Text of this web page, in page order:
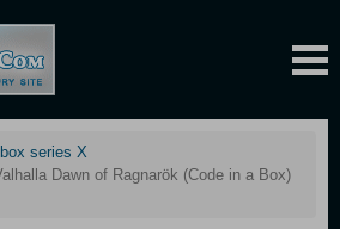
series X
Dawn of Ragnarök (Code in a Box)